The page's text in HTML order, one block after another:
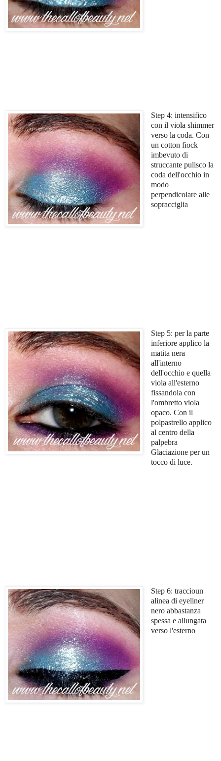
Step 4: intensifico
con il viola shimmer
verso la coda. Con
un cotton fiock
imbevuto di
struccante pulisco la
coda dell'occhio in
modo
perpendicolare alle
sopracciglia
Step 5: per la parte
inferiore applico la
matita nera
all'interno
dell'occhio e quella
viola all'esterno
fissandola con
l'ombretto viola
opaco. Con il
polpastrello applico
al centro della
palpebra
Glaciazione per un
tocco di luce.
Step 6: traccioun
alinea di eyeliner
nero abbastanza
spessa e allungata
verso l'esterno